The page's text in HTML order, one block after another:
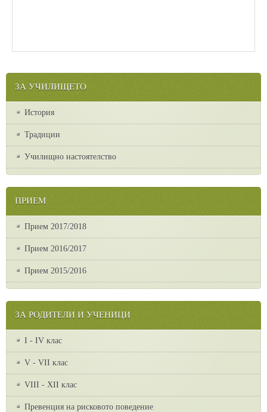
ЗА УЧИЛИЩЕТО
История
Традиции
Училищно настоятелство
ПРИЕМ
Прием 2017/2018
Прием 2016/2017
Прием 2015/2016
ЗА РОДИТЕЛИ И УЧЕНИЦИ
I - IV клас
V - VII клас
VІІІ - ХІІ клас
Превенция на рисковото поведение